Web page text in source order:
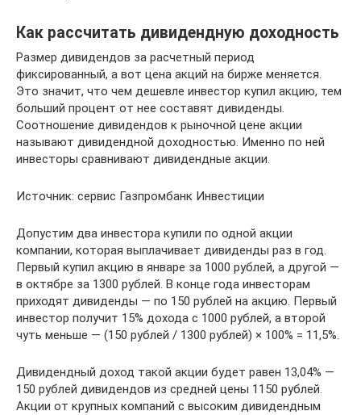
Как рассчитать дивидендную доходность
Размер дивидендов за расчетный период
фиксированный, а вот цена акций на бирже меняется.
Это значит, что чем дешевле инвестор купил акцию, тем
больший процент от нее составят дивиденды.
Соотношение дивидендов к рыночной цене акции
называют дивидендной доходностью. Именно по ней
инвесторы сравнивают дивидендные акции.
Источник: сервис Газпромбанк Инвестиции
Допустим два инвестора купили по одной акции
компании, которая выплачивает дивиденды раз в год.
Первый купил акцию в январе за 1000 рублей, а другой —
в октябре за 1300 рублей. В конце года инвесторам
приходят дивиденды — по 150 рублей на акцию. Первый
инвестор получит 15% дохода с 1000 рублей, а второй
чуть меньше — (150 рублей / 1300 рублей) × 100% = 11,5%.
Дивидендный доход такой акции будет равен 13,04% —
150 рублей дивидендов из средней цены 1150 рублей.
Акции от крупных компаний с высоким дивидендным